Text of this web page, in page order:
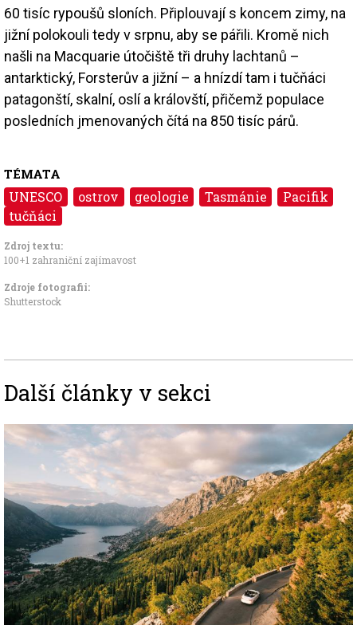
60 tisíc rypoušů sloních. Připlouvají s koncem zimy, na
jižní polokouli tedy v srpnu, aby se pářili. Kromě nich
našli na Macquarie útočiště tři druhy lachtanů –
antarktický, Forsterův a jižní – a hnízdí tam i tučňáci
patagonští, skalní, oslí a královští, přičemž populace
posledních jmenovaných čítá na 850 tisíc párů.
TÉMATA
UNESCO ostrov geologie Tasmánie
Pacifik
tučňáci
Zdroj textu:
100+1 zahraniční zajímavost
Zdroje fotografii:
Shutterstock
Další články v sekci
Image